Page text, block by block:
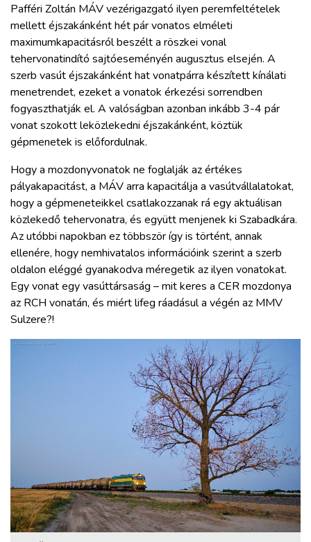
Pafféri Zoltán MÁV vezérigazgató ilyen peremfeltételek
mellett éjszakánként hét pár vonatos elméleti
maximumkapacitásról beszélt a röszkei vonal
tehervonatindító sajtóeseményén augusztus elsején. A
szerb vasút éjszakánként hat vonatpárra készített kínálati
menetrendet, ezeket a vonatok érkezési sorrendben
fogyaszthatják el. A valóságban azonban inkább 3-4 pár
vonat szokott leközlekedni éjszakánként, köztük
gépmenetek is előfordulnak.
Hogy a mozdonyvonatok ne foglalják az értékes
pályakapacitást, a MÁV arra kapacitálja a vasútvállalatokat,
hogy a gépmeneteikkel csatlakozzanak rá egy aktuálisan
közlekedő tehervonatra, és együtt menjenek ki Szabadkára.
Az utóbbi napokban ez többször így is történt, annak
ellenére, hogy nemhivatalos információink szerint a szerb
oldalon eléggé gyanakodva méregetik az ilyen vonatokat.
Egy vonat egy vasúttársaság – mit keres a CER mozdonya
az RCH vonatán, és miért lifeg ráadásul a végén az MMV
Sulzere?!